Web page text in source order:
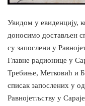
Увидом у евиденцију,
доносимо достављен
су запослени у
Главне радионице у
Требиње, Метковић и
списак запослених у
Равнојетљству у